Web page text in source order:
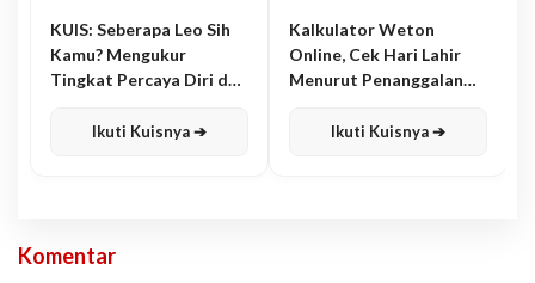
KUIS: Seberapa Leo Sih
Kamu? Mengukur
Tingkat Percaya Diri dan
Ikuti Kuisnya ➔
Kalkulator Weton
Online, Cek Hari Lahir
Menurut Penanggalan
Ikuti Kuisnya ➔
Komentar